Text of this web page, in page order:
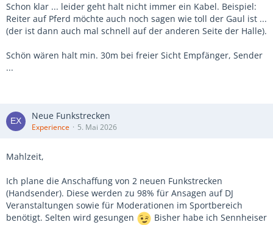
Schon klar ... leider geht halt nicht immer ein Kabel. Beispiel:
Reiter auf Pferd möchte auch noch sagen wie toll der Gaul ist ...
(der ist dann auch mal schnell auf der anderen Seite der Halle).
Schön wären halt min. 30m bei freier Sicht Empfänger, Sender
...
Neue Funkstrecken
Experience 5. Mai 2026
Mahlzeit,
Ich plane die Anschaffung von 2 neuen Funkstrecken
(Handsender). Diese werden zu 98% für Ansagen auf DJ
Veranstaltungen sowie für Moderationen im Sportbereich
benötigt. Selten wird gesungen
Bisher habe ich Sennheiser